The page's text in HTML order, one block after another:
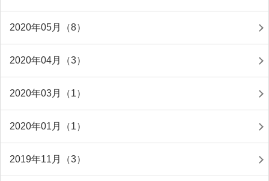
2020年05月（8）
2020年04月（3）
2020年03月（1）
2020年01月（1）
2019年11月（3）